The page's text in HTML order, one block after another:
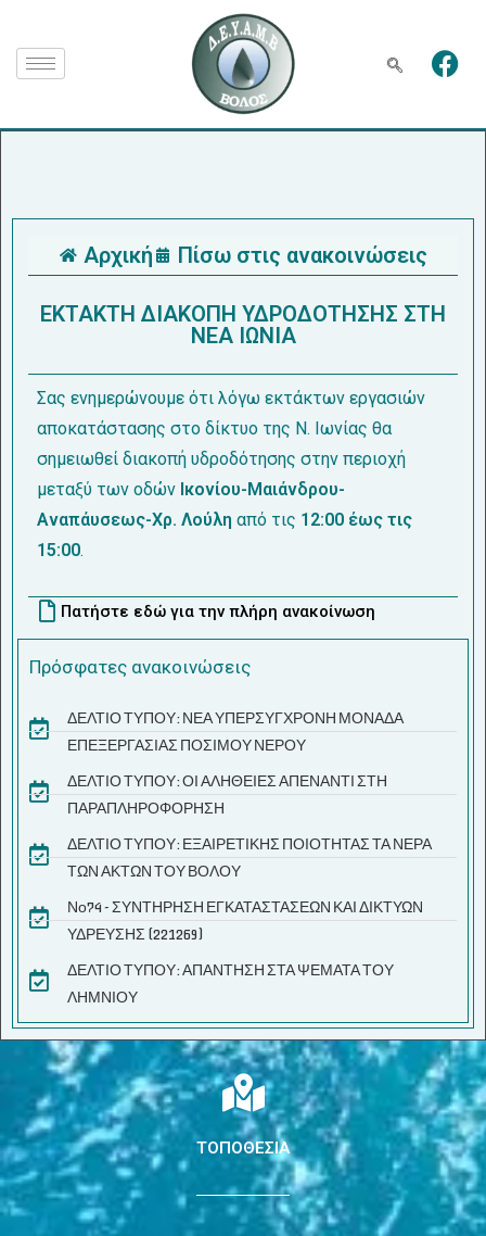
Αρχική Πίσω στις ανακοινώσεις
ΕΚΤΑΚΤΗ ΔΙΑΚΟΠΗ ΥΔΡΟΔΟΤΗΣΗΣ ΣΤΗ
ΝΕΑ ΙΩΝΙΑ
Σας ενημερώνουμε ότι λόγω εκτάκτων εργασιών
αποκατάστασης στο δίκτυο της Ν. Ιωνίας θα
σημειωθεί διακοπή υδροδότησης στην περιοχή
μεταξύ των οδών Ικονίου-Μαιάνδρου-
Αναπάυσεως-Χρ. Λούλη από τις 12:00 έως τις
15:00.
Πατήστε εδώ για την πλήρη ανακοίνωση
Πρόσφατες ανακοινώσεις
ΔΕΛΤΙΟ ΤΥΠΟΥ: ΝΕΑ ΥΠΕΡΣΥΓΧΡΟΝΗ ΜΟΝΑΔΑ
ΕΠΕΞΕΡΓΑΣΙΑΣ ΠΟΣΙΜΟΥ ΝΕΡΟΥ
ΔΕΛΤΙΟ ΤΥΠΟΥ: ΟΙ ΑΛΗΘΕΙΕΣ ΑΠΕΝΑΝΤΙ ΣΤΗ
ΠΑΡΑΠΛΗΡΟΦΟΡΗΣΗ
ΔΕΛΤΙΟ ΤΥΠΟΥ: ΕΞΑΙΡΕΤΙΚΗΣ ΠΟΙΟΤΗΤΑΣ ΤΑ ΝΕΡΑ
ΤΩΝ ΑΚΤΩΝ ΤΟΥ ΒΟΛΟΥ
Νο74 - ΣΥΝΤΗΡΗΣΗ ΕΓΚΑΤΑΣΤΑΣΕΩΝ ΚΑΙ ΔΙΚΤΥΩΝ
ΥΔΡΕΥΣΗΣ (221269)
ΔΕΛΤΙΟ ΤΥΠΟΥ: ΑΠΑΝΤΗΣΗ ΣΤΑ ΨΕΜΑΤΑ ΤΟΥ
ΛΗΜΝΙΟΥ
ΤΟΠΟΘΕΣΙΑ